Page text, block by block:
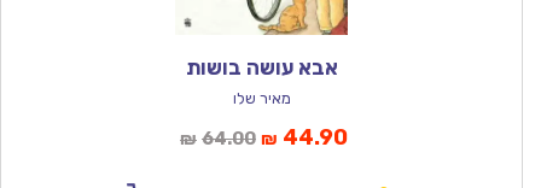
אבא עושה בושות
מאיר שלו
₪ 64.00המחיר
₪ 44.90המחיר